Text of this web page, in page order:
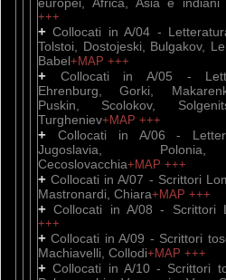
+++
+Collocati in A/04 -
Tolstoi, Dostojeski, Bulgakov,
Babel+MAP +++
+ Collocati in A/05 -
Ehrenburg, Gorki,
Puskin, Scolokov,
Turgheniev+MAP +++
+ Collocati in A/06 -
Jugoslavia, Polonia,
Cecoslovacchia+MAP +++
+Collocati in A/07 - Scrittori
Mastronardi, Chiara+MAP +++
+Collocati in A/08 - Scrittori
+++
+Collocati in A/09 - Scrittori
Machiavelli, Collodi+MAP +++
+Collocati in A/10 - Scrittori